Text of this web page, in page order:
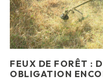
FEUX DE FORÊT :
OBLIGATION